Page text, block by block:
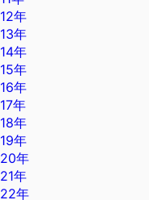
12年
13年
14年
15年
16年
17年
18年
19年
20年
21年
22年